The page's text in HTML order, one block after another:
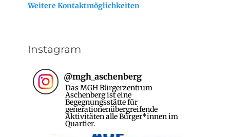
Weitere Kontaktmöglichkeiten
Instagram
@mgh_aschenberg
Das MGH Bürgerzentrum
Aschenberg ist eine
Begegnungsstätte für
generationenübergreifende
Aktivitäten alle Bürger*innen im
Quartier.